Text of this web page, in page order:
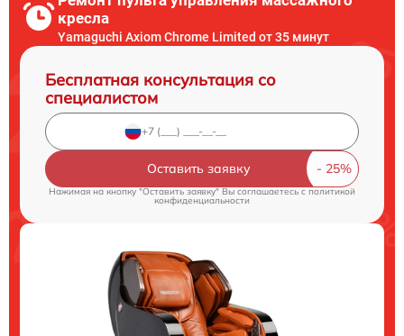
кресла
Yamaguchi Axiom Chrome Limited от 35 минут
Бесплатная консультация со
специалистом
Оставить заявку
Нажимая на кнопку "Оставить заявку" Вы соглашаетесь cполитикой
конфиденциальности